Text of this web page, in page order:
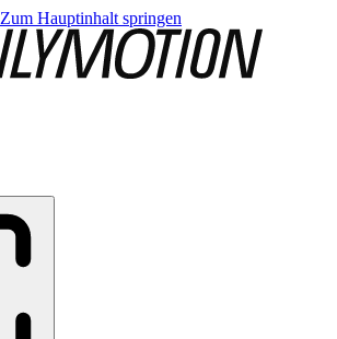
Zum Hauptinhalt springen